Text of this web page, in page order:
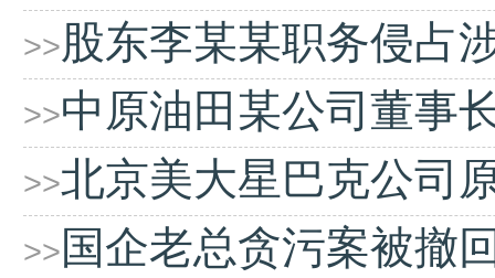
>>股东李某某职务侵占
>>中原油田某公司董事
>>北京美大星巴克公司
>> 国企老总贪污案被撤